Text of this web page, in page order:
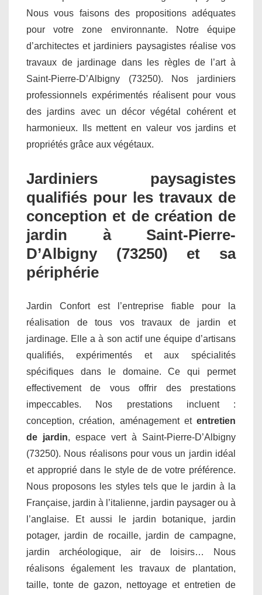
Nous vous faisons des propositions adéquates
pour votre zone environnante. Notre équipe
d’architectes et jardiniers paysagistes réalise vos
travaux de jardinage dans les règles de l’art à
Saint-Pierre-D’Albigny (73250). Nos jardiniers
professionnels expérimentés réalisent pour vous
des jardins avec un décor végétal cohérent et
harmonieux. Ils mettent en valeur vos jardins et
propriétés grâce aux végétaux.
Jardiniers paysagistes
qualifiés pour les travaux de
conception et de création de
jardin à Saint-Pierre-
D’Albigny (73250) et sa
périphérie
Jardin Confort est l’entreprise fiable pour la
réalisation de tous vos travaux de jardin et
jardinage. Elle a à son actif une équipe d’artisans
qualifiés, expérimentés et aux spécialités
spécifiques dans le domaine. Ce qui permet
effectivement de vous offrir des prestations
impeccables. Nos prestations incluent :
conception, création, aménagement et entretien
de jardin, espace vert à Saint-Pierre-D’Albigny
(73250). Nous réalisons pour vous un jardin idéal
et approprié dans le style de de votre préférence.
Nous proposons les styles tels que le jardin à la
Française, jardin à l’italienne, jardin paysager ou à
l’anglaise. Et aussi le jardin botanique, jardin
potager, jardin de rocaille, jardin de campagne,
jardin archéologique, air de loisirs… Nous
réalisons également les travaux de plantation,
taille, tonte de gazon, nettoyage et entretien de